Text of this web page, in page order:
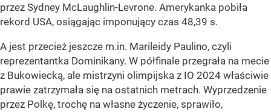
przez Sydney McLaughlin-Levrone. Amerykanka pobiła
rekord USA, osiągając imponujący czas 48,39 s.
A jest przecież jeszcze m.in. Marileidy Paulino, czyli
reprezentantka Dominikany. W półfinale przegrała na mecie
z Bukowiecką, ale mistrzyni olimpijska z IO 2024 właściwie
prawie zatrzymała się na ostatnich metrach. Wyprzedzenie
przez Polkę, trochę na własne życzenie, sprawiło,